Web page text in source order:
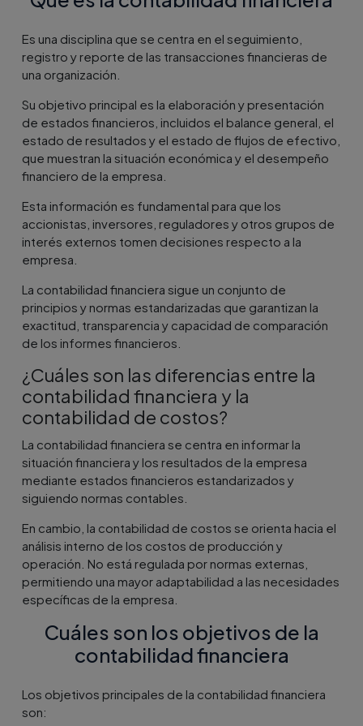
Es una disciplina que se centra en el seguimiento,
registro y reporte de las transacciones financieras de
una organización.
Su objetivo principal es la elaboración y presentación
de estados financieros, incluidos el balance general, el
estado de resultados y el estado de flujos de efectivo,
que muestran la situación económica y el desempeño
financiero de la empresa.
Esta información es fundamental para que los
accionistas, inversores, reguladores y otros grupos de
interés externos tomen decisiones respecto a la
empresa.
La contabilidad financiera sigue un conjunto de
principios y normas estandarizadas que garantizan la
exactitud, transparencia y capacidad de comparación
de los informes financieros.
¿Cuáles son las diferencias entre la
contabilidad financiera y la
contabilidad de costos?
La contabilidad financiera se centra en informar la
situación financiera y los resultados de la empresa
mediante estados financieros estandarizados y
siguiendo normas contables.
En cambio, la contabilidad de costos se orienta hacia el
análisis interno de los costos de producción y
operación. No está regulada por normas externas,
permitiendo una mayor adaptabilidad a las necesidades
específicas de la empresa.
Cuáles son los objetivos de la
contabilidad financiera
Los objetivos principales de la contabilidad financiera
son: